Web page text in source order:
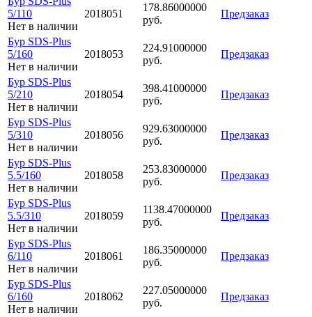
5/110
Нет в наличии
2018051
178.86000000
руб.
Предзаказ
Бур SDS-Plus
5/160
Нет в наличии
2018053
224.91000000
руб.
Предзаказ
Бур SDS-Plus
5/210
Нет в наличии
2018054
398.41000000
руб.
Предзаказ
Бур SDS-Plus
5/310
Нет в наличии
2018056
929.63000000
руб.
Предзаказ
Бур SDS-Plus
5.5/160
Нет в наличии
2018058
253.83000000
руб.
Предзаказ
Бур SDS-Plus
5.5/310
Нет в наличии
2018059
1138.47000000
руб.
Предзаказ
Бур SDS-Plus
6/110
Нет в наличии
2018061
186.35000000
руб.
Предзаказ
Бур SDS-Plus
6/160
Нет в наличии
2018062
227.05000000
руб.
Предзаказ